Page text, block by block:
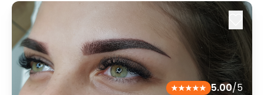
5.00/5